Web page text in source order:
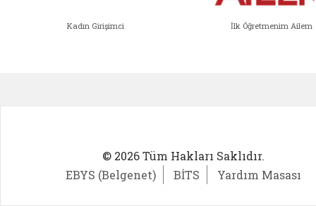
Kadın Girişimci İlk Öğretmenim Ailem
© 2026 Tüm Hakları Saklıdır.
EBYS (Belgenet)
BİTS Yardım Masası